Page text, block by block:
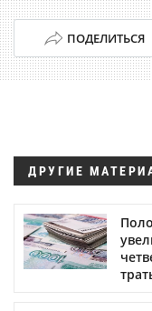
ПОДЕЛИТЬСЯ
ДРУГИЕ